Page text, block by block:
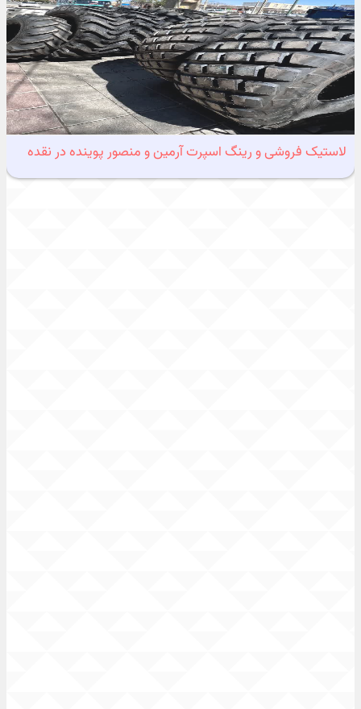
لاستیک فروشی و رینگ اسپرت آرمین و منصور پوینده در نقده